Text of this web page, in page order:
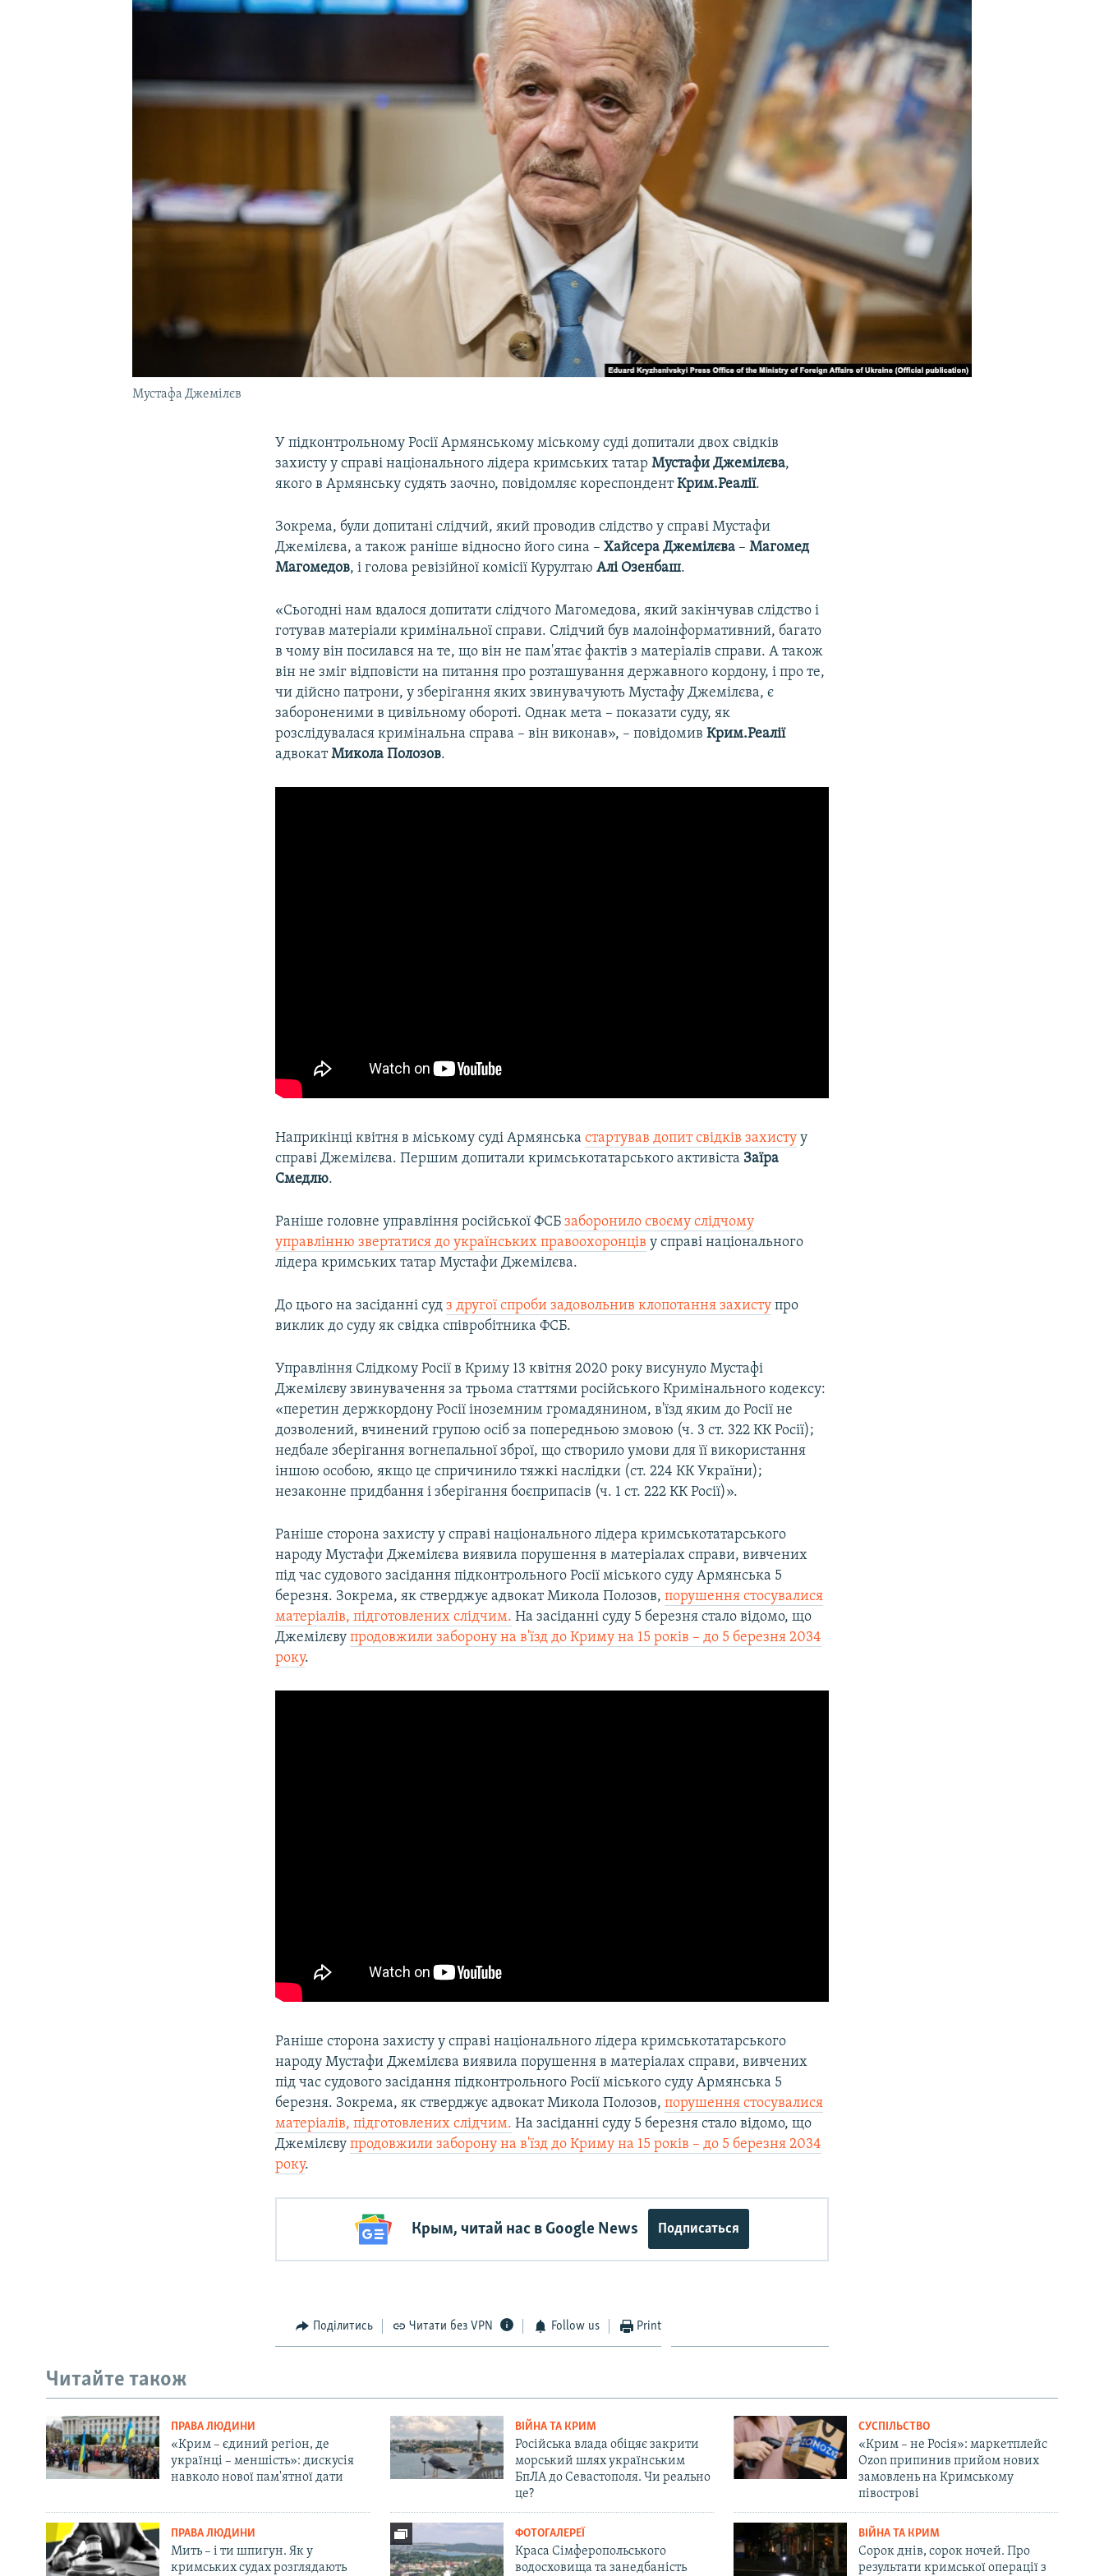
Мустафа Джемілєв
У підконтрольному Росії Армянському міському суді допитали двох свідків
захисту у справі національного лідера кримських татарМустафи Джемілєва,
якого в Армянську судять заочно, повідомляє кореспондентКрим.Реалії.
Зокрема, були допитані слідчий, який проводив слідство у справі Мустафи
Джемілєва, а також раніше відносно його сина –Хайсера Джемілєва –Магомед
Магомедов, і голова ревізійної комісії КурултаюАлі Озенбаш.
«Сьогодні нам вдалося допитати слідчого Магомедова, який закінчував слідство і
готував матеріали кримінальної справи. Слідчий був малоінформативний, багато
в чому він посилався на те, що він не пам'ятає фактів з матеріалів справи. А також
він не зміг відповісти на питання про розташування державного кордону, і про те,
чи дійсно патрони, у зберігання яких звинувачують Мустафу Джемілєва, є
забороненими в цивільному обороті. Однак мета – показати суду, як
розслідувалася кримінальна справа – він виконав», – повідомивКрим.Реалії
адвокатМикола Полозов.
Наприкінці квітня в міському суді Армянськастартував допит свідків захисту у
справі Джемілєва. Першим допитали кримськотатарського активіста Заїра
Смедлю.
Раніше головне управління російської ФСБзаборонило своєму слідчому
управлінню звертатися до українських правоохоронців у справі національного
лідера кримських татар Мустафи Джемілєва.
До цього на засіданні судз другої спроби задовольнив клопотання захисту про
виклик до суду як свідка співробітника ФСБ.
Управління Слідкому Росії в Криму 13 квітня 2020 року висунуло Мустафі
Джемілєву звинувачення за трьома статтями російського Кримінального кодексу:
«перетин держкордону Росії іноземним громадянином, в'їзд яким до Росії не
дозволений, вчинений групою осіб за попередньою змовою (ч. 3 ст. 322 КК Росії);
недбале зберігання вогнепальної зброї, що створило умови для її використання
іншою особою, якщо це спричинило тяжкі наслідки (ст. 224 КК України);
незаконне придбання і зберігання боєприпасів (ч. 1 ст. 222 КК Росії)».
Раніше сторона захисту у справі національного лідера кримськотатарського
народу Мустафи Джемілєва виявила порушення в матеріалах справи, вивчених
під час судового засідання підконтрольного Росії міського суду Армянська 5
березня. Зокрема, як стверджує адвокат Микола Полозов,порушення стосувалися
матеріалів, підготовлених слідчим. На засіданні суду 5 березня стало відомо, що
Джемілєвупродовжили заборону на в'їзд до Криму на 15 років – до 5 березня 2034
року.​
Раніше сторона захисту у справі національного лідера кримськотатарського
народу Мустафи Джемілєва виявила порушення в матеріалах справи, вивчених
під час судового засідання підконтрольного Росії міського суду Армянська 5
березня. Зокрема, як стверджує адвокат Микола Полозов,порушення стосувалися
матеріалів, підготовлених слідчим. На засіданні суду 5 березня стало відомо, що
Джемілєвупродовжили заборону на в'їзд до Криму на 15 років – до 5 березня 2034
року.​
Крым, читай нас в Google News Подписаться
Поділитись Читати без VPN Follow us Print
Читайте також
ПРАВА ЛЮДИНИ
«Крим – єдиний регіон, де
українці – меншість»: дискусія
навколо нової пам'ятної дати
ВІЙНА ТА КРИМ
Російська влада обіцяє закрити
морський шлях українським
БпЛА до Севастополя. Чи реально
це?
СУСПІЛЬСТВО
«Крим – не Росія»: маркетплейс
Ozon припинив прийом нових
замовлень на Кримському
півострові
ПРАВА ЛЮДИНИ
Мить – і ти шпигун. Як у
кримських судах розглядають
ФОТОГАЛЕРЕЇ
Краса Сімферопольського
водосховища та занедбаність
ВІЙНА ТА КРИМ
Сорок днів, сорок ночей. Про
результати кримської операції з